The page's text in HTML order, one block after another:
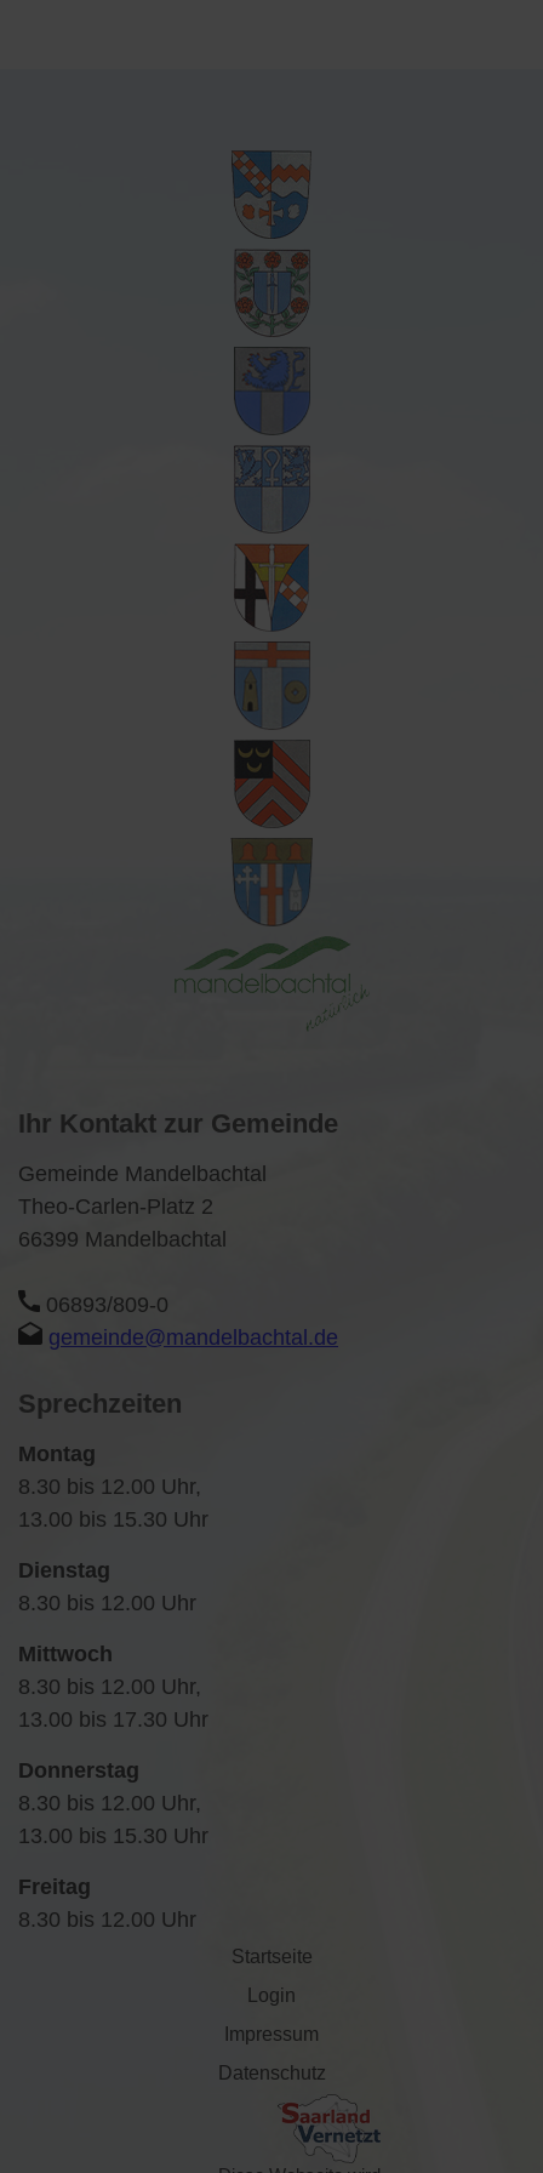
Ihr Kontakt zur Gemeinde
Gemeinde Mandelbachtal
Theo-Carlen-Platz 2
66399 Mandelbachtal
06893/809-0
gemeinde@mandelbachtal.de
Sprechzeiten
Montag
8.30 bis 12.00 Uhr,
13.00 bis 15.30 Uhr
Dienstag
8.30 bis 12.00 Uhr
Mittwoch
8.30 bis 12.00 Uhr,
13.00 bis 17.30 Uhr
Donnerstag
8.30 bis 12.00 Uhr,
13.00 bis 15.30 Uhr
Freitag
8.30 bis 12.00 Uhr
Startseite
Login
Impressum
Datenschutz